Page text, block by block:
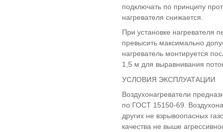
подключать по принципу
нагревателя снижается.
При установке нагревателя
превысить максимально
нагреватель монтируется
1,5 м для выравнивания
УСЛОВИЯ ЭКСПЛУАТАЦИИ
Воздухонагреватели
по ГОСТ 15150-69.
других не взрывоопасных
качества не выше